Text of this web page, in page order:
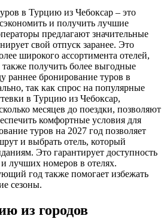
в Турцию из Чебоксар – это
и получить лучшие
предлагают значительные
свой отпуск заранее. Это
широкого ассортимента отелей,
получить более выгодные
раннее бронирование туров в
так как спрос на популярные
в Турцию из Чебоксар,
месяцев до поездки, позволяют
комфортные условия для
туров на 2027 год позволяет
и выбрать отель, который
Это гарантирует доступность
лучших номеров в отелях.
год также помогает избежать
сезоны.
из городов